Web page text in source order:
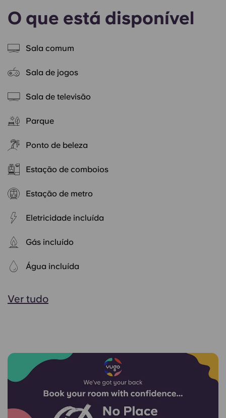
O que está disponível
Sala comum
Sala de jogos
Sala de televisão
Parque
Ponto de beleza
Estação de comboios
Estação de metro
Eletricidade incluída
Gás incluído
Água incluída
Ver tudo